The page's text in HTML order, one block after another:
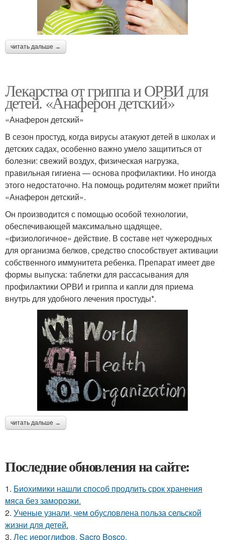
читать дальше →
Лекарства от гриппа и ОРВИ для
детей. «Анаферон детский»
«Анаферон детский»
В сезон простуд, когда вирусы атакуют детей в школах и
детских садах, особенно важно умело защититься от
болезни: свежий воздух, физическая нагрузка,
правильная гигиена — основа профилактики. Но иногда
этого недостаточно. На помощь родителям может прийти
«Анаферон детский».
Он производится с помощью особой технологии,
обеспечивающей максимально щадящее,
«физиологичное» действие. В составе нет чужеродных
для организма белков, средство способствует активации
собственного иммунитета ребенка. Препарат имеет две
формы выпуска: таблетки для рассасывания для
профилактики ОРВИ и гриппа и капли для приема
внутрь для удобного лечения простуды*.
читать дальше →
Последние обновления на сайте:
1. Биохимики нашли способ продлить срок хранения
мяса без заморозки.
2. Ученые узнали, чем обусловлена польза сельской
жизни для детей.
3. Лес иероглифов. Sacro Bosco.